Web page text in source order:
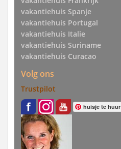
vakantiehuis Spanje
vakantiehuis Portugal
vakantiehuis Italie
vakantiehuis Suriname
vakantiehuis Curacao
Volg ons
Trustpilot
huisje te huur